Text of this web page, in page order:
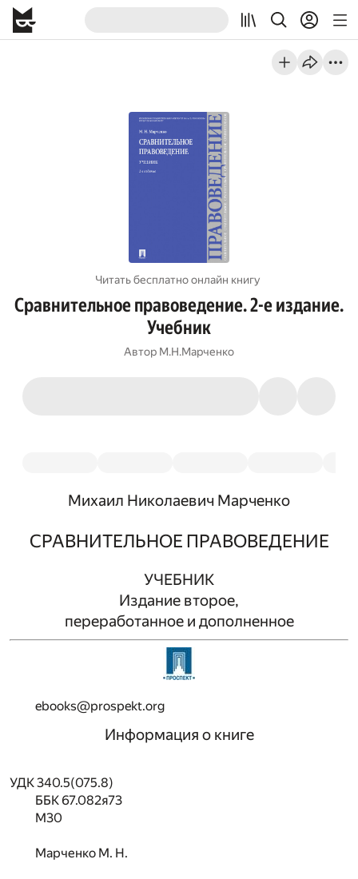
Читать бесплатно онлайн книгу
Сравнительное правоведение. 2-е издание.
Учебник
Автор М.Н.Марченко
Михаил Николаевич Марченко
СРАВНИТЕЛЬНОЕ ПРАВОВЕДЕНИЕ
УЧЕБНИК
Издание второе,
переработанное и дополненное
ebooks@prospekt.org
Информация о книге
УДК 340.5(075.8)
ББК 67.082я73
М30
Марченко М. Н.